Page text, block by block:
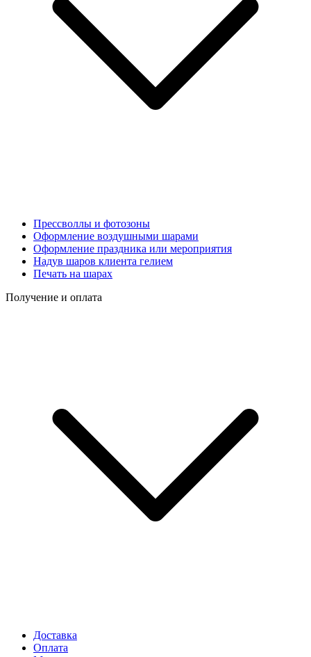
Прессволлы и фотозоны
Оформление воздушными шарами
Оформление праздника или мероприятия
Надув шаров клиента гелием
Печать на шарах
Получение и оплата
Доставка
Оплата